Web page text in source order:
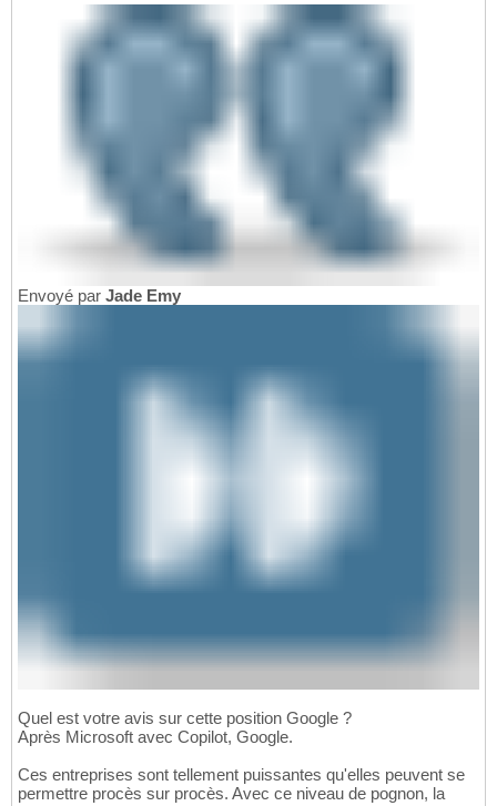
Envoyé par Jade Emy
Quel est votre avis sur cette position Google ?
Après Microsoft avec Copilot, Google.
Ces entreprises sont tellement puissantes qu'elles peuvent se
permettre procès sur procès. Avec ce niveau de pognon, la